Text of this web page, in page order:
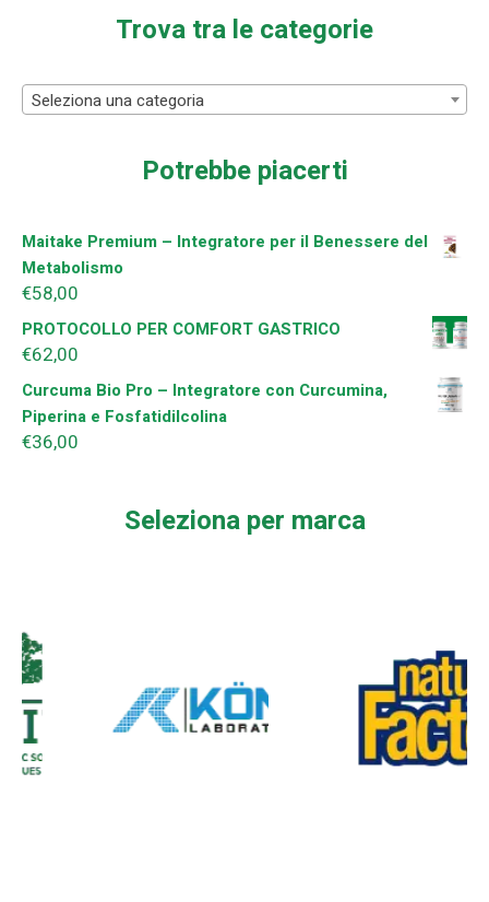
Trova tra le categorie
Seleziona una categoria
Potrebbe piacerti
Maitake Premium – Integratore per il Benessere del
Metabolismo
€58,00
PROTOCOLLO PER COMFORT GASTRICO
€62,00
Curcuma Bio Pro – Integratore con Curcumina,
Piperina e Fosfatidilcolina
€36,00
Seleziona per marca